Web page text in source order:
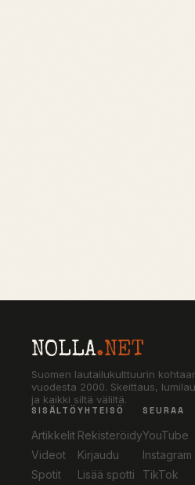
NOLLA.NET
Suomen lautailukulttuurin
vuodesta 2000. Skeittaus,
ja kaikki siltä väliltä.
SISÄLTÖ
Artikkelit
Videot
Spotit
YHTEISÖ
Rekisteröidy
Kirjaudu
Lisää spotti
SEURAA
YouTube
Instagram
TikTok